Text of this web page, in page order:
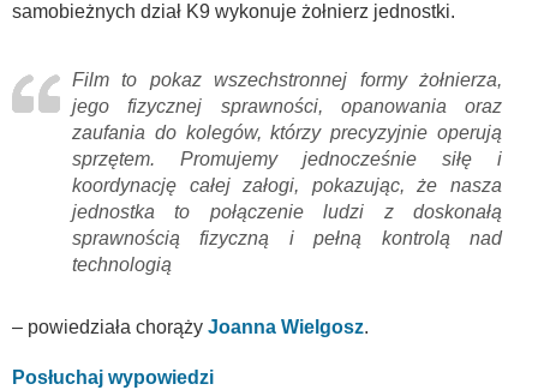
samobieżnych dział K9 wykonuje żołnierz jednostki.
Film to pokaz wszechstronnej formy żołnierza,
jego fizycznej sprawności, opanowania oraz
zaufania do kolegów, którzy precyzyjnie operują
sprzętem. Promujemy jednocześnie siłę i
koordynację całej załogi, pokazując, że nasza
jednostka to połączenie ludzi z doskonałą
sprawnością fizyczną i pełną kontrolą nad
technologią
– powiedziała chorąży Joanna Wielgosz.
Posłuchaj wypowiedzi